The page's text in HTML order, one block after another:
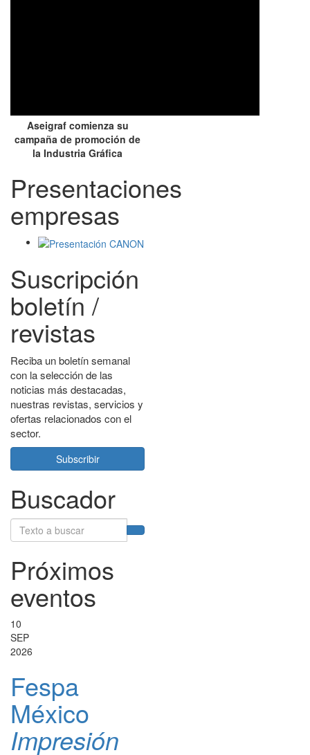
Aseigraf comienza su
campaña de promoción de
la Industria Gráfica
Presentaciones
empresas
Suscripción
boletín /
revistas
Reciba un boletín semanal
con la selección de las
noticias más destacadas,
nuestras revistas, servicios y
ofertas relacionados con el
sector.
Subscribir
Buscador
Próximos
eventos
10
SEP
2026
Fespa
México
Impresión